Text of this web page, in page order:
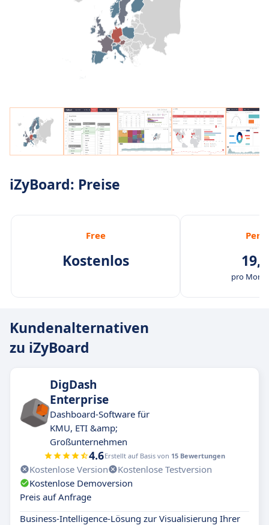
iZyBoard: Preise
Free
Kostenlos
pro
Kundenalternativen
zu iZyBoard
DigDash
Enterprise
Dashboard-Software für
KMU, ETI &amp;
Großunternehmen
4.6Erstellt auf Basis von 15 Bewertungen
Kostenlose Version
Kostenlose Testversion
Kostenlose Demoversion
Preis auf Anfrage
Business-Intelligence-Lösung zur Visualisierung Ihrer